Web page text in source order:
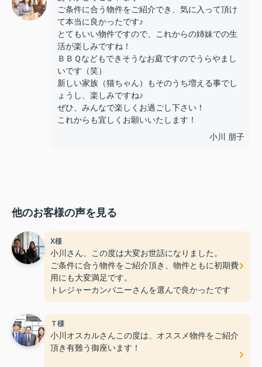
ご条件に合う物件をご紹介でき、気に入って頂け
て本当に良かったです♪
とてもいい物件ですので、これからの姉妹での生
活が楽しみですね！
ＢＢＱなどもできそうなお庭ですのでうらやまし
いです（笑）
新しい家族（猫ちゃん）もそのうち増える事でし
ょうし、楽しみですね♪
ぜひ、みんなで楽しくお過ごし下さい！
これからも宜しくお願いいたします！
小川 朋子
他のお客様の声を見る
X様
小川さん、この度は大変お世話になりました。
ご条件に合う物件をご紹介頂き、物件ともに初期費
用にも大変満足です。
トレジャーカンパニーさんを選んで良かったです
Ｔ様
小川オスカルさんこの度は、オススメ物件をご紹介
頂き有難う御座います！